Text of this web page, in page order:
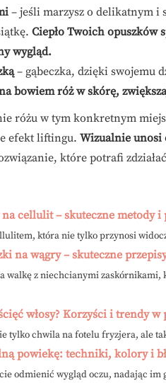
– jeśli marzysz o delikatnym
Ciepło Twoich opuszków
wygląd.
– gąbeczka, dzięki swojemu
bowiem róż w skórę,
różu w tym konkretnym
efekt liftingu. Wizualnie unosi
które potrafi
cellulit – skuteczne metody i
która nie tylko przynosi
na wągry – skuteczne
walkę z niechcianymi
włosy? Korzyści i trendy w
tylko chwila na fotelu fryzjera, ale
powiekę: techniki, kolory i
odmienić wygląd oczu, nadając